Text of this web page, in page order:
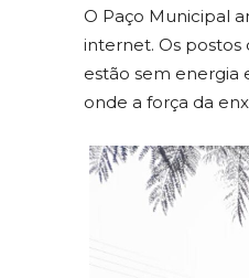
O Paço Municipal
internet. Os postos
estão sem energia
onde a força da